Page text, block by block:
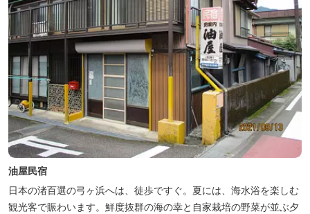
油屋民宿
日本の渚百選の弓ヶ浜へは、徒歩ですぐ。夏には、海水浴を楽しむ
観光客で賑わいます。鮮度抜群の海の幸と自家栽培の野菜が並ぶ夕